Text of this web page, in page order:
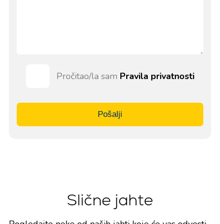
Pročitao/la sam Pravila privatnosti
Pošalji
Slične jahte